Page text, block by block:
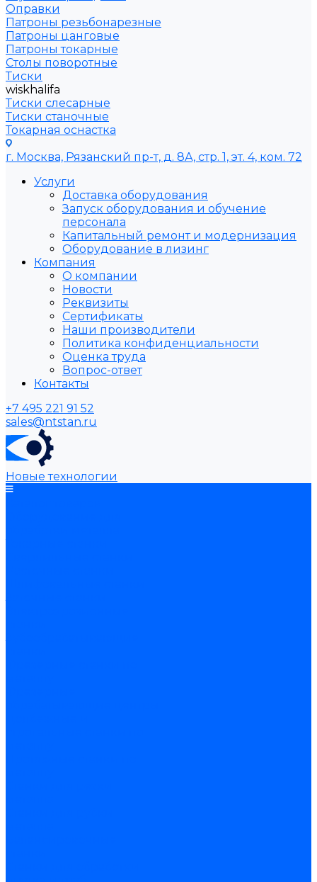
Оправки
Патроны резьбонарезные
Патроны цанговые
Патроны токарные
Столы поворотные
Тиски
wiskhalifa
Тиски слесарные
Тиски станочные
Токарная оснастка
г. Москва, Рязанский пр-т, д. 8А, стр. 1, эт. 4, ком. 72
Услуги
Доставка оборудования
Запуск оборудования и обучение
персонала
Капитальный ремонт и модернизация
Оборудование в лизинг
Компания
О компании
Новости
Реквизиты
Сертификаты
Наши производители
Политика конфиденциальности
Оценка труда
Вопрос-ответ
Контакты
+7 495 221 91 52
sales@ntstan.ru
Новые технологии